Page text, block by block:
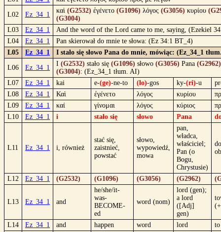
L02 Ez_34_1
καὶ (G2532) ἐγένετο (G1096) λόγος (G3056) κυρίου
(G3004)
L03
Ez_34_1
And the word of the Lord came to me, saying, (Ezekiel
L04
Ez_34_1
Pan skierował do mnie te słowa: (Ez 34:1 BT_4)
L05
Ez_34_1 I stało się słowo Pana do mnie, mówiąc: (Ez_34_1
L06 Ez_34_1
I (G2532) stało się (G1096) słowo (G3056) Pana (G2962)
(G3004): (Ez_34_1 tłum. AI)
L07
Ez_34_1 kai e-(ge)-ne-to (lo)-gos ky-(ri)-u
L08
Ez_34_1 Καὶ ἐγένετο λόγος κυρίου
L09
Ez_34_1 καί γίνομαι λόγος κύριος
L10
Ez_34_1 i stało się słowo Pana
L11 Ez_34_1 i, również
stać się,
zaistnieć,
powstać
słowo,
wypowiedź,
mowa
pan,
władca,
właściciel;
Pan (o
Bogu,
Chrystusie)
L12 Ez_34_1 (G2532) (G1096) (G3056) (G2962)
L13 Ez_34_1 and
he/she/it-
was-
BECOME-
ed
word (nom)
lord (gen);
a lord
([Adj]
gen)
L14 Ez_34_1 and happen word lord
to